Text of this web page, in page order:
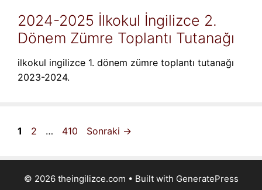
2024-2025 İlkokul İngilizce 2.
Dönem Zümre Toplantı Tutanağı
ilkokul ingilizce 1. dönem zümre toplantı tutanağı
2023-2024.
Sayfa
1 Sayfa
2 … Sayfa
410 Sonraki →
© 2026 theingilizce.com • Built with GeneratePress